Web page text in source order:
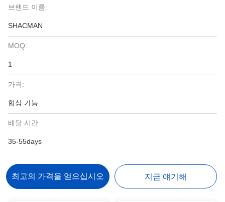
브랜드 이름:
SHACMAN
MOQ:
1
가격:
협상 가능
배달 시간:
35-55days
최고의 가격을 얻으십시오 지금 얘기해